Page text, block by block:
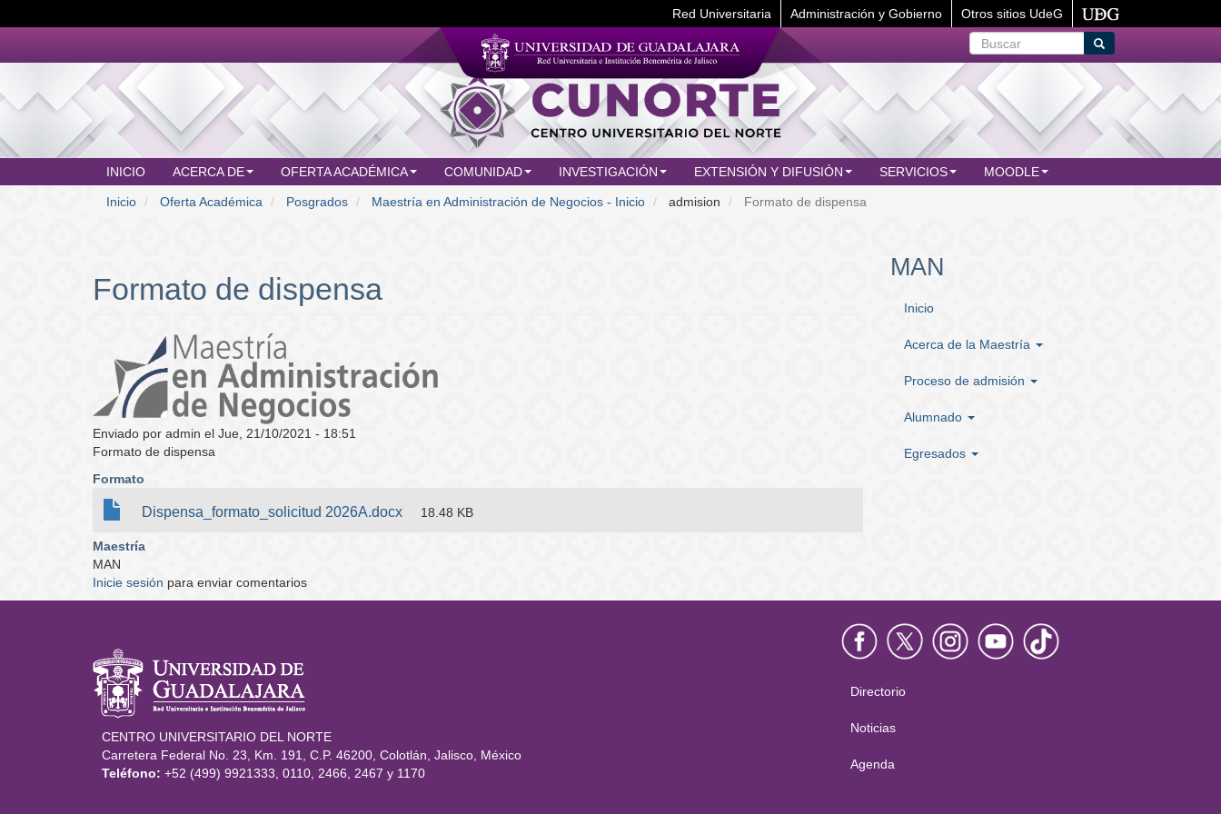
al
principal
Red Universitaria Administración y Gobierno
Otros sitios UdeG
Buscar
Buscar
MAIN
MENU
INICIO ACERCA DE OFERTA ACADÉMICA COMUNIDAD INVESTIGACIÓN EXTENSIÓN Y DIFUSIÓN SERVICIOS MOODLE
Inicio Oferta Académica Posgrados Maestría en Administración de Negocios - Inicio admision Formato de dispensa
Formato de dispensa
Enviado por admin el Jue, 21/10/2021 - 18:51
Formato de dispensa
Formato
Dispensa_formato_solicitud 2026A.docx 18.48 KB
Maestría
MAN
Inicie sesión para enviar comentarios
MAN
Inicio
Acerca de la Maestría
Proceso de admisión
Alumnado
Egresados
Información del portal
CENTRO UNIVERSITARIO DEL NORTE
Carretera Federal No. 23, Km. 191, C.P. 46200, Colotlán, Jalisco, México
Teléfono: +52 (499) 9921333, 0110, 2466, 2467 y 1170
Menú
principal
Directorio
Noticias
Agenda